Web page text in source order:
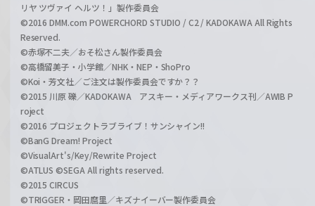
リヤ ツヴァイ ヘルツ！」製作委員会
©2016 DMM.com POWERCHORD STUDIO / C2 / KADOKAWA All Rights
Reserved.
©赤塚不二夫／おそ松さん製作委員会
©高橋留美子・小学館／NHK・NEP・ShoPro
©Koi・芳文社／ご注文は製作委員会ですか？？
©2015 川原 礫／KADOKAWA アスキー・メディアワークス刊／AWIB P
roject
©2016 プロジェクトラブライブ！サンシャイン!!
©BanG Dream! Project
©VisualArt's/Key/Rewrite Project
©ATLUS ©SEGA All rights reserved.
©2015 CIRCUS
©TRIGGER・岡田麿里／キズナイーバー製作委員会